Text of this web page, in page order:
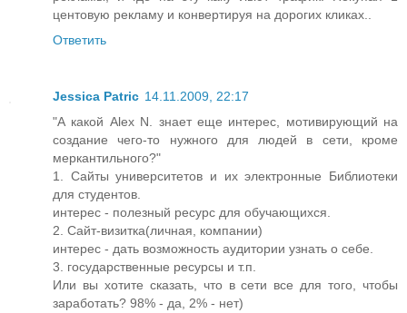
центовую рекламу и конвертируя на дорогих кликах..
Ответить
Jessica Patric 14.11.2009, 22:17
"А какой Alex N. знает еще интерес, мотивирующий на
создание чего-то нужного для людей в сети, кроме
меркантильного?"
1. Сайты университетов и их электронные Библиотеки
для студентов.
интерес - полезный ресурс для обучающихся.
2. Сайт-визитка(личная, компании)
интерес - дать возможность аудитории узнать о себе.
3. государственные ресурсы и т.п.
Или вы хотите сказать, что в сети все для того, чтобы
заработать? 98% - да, 2% - нет)